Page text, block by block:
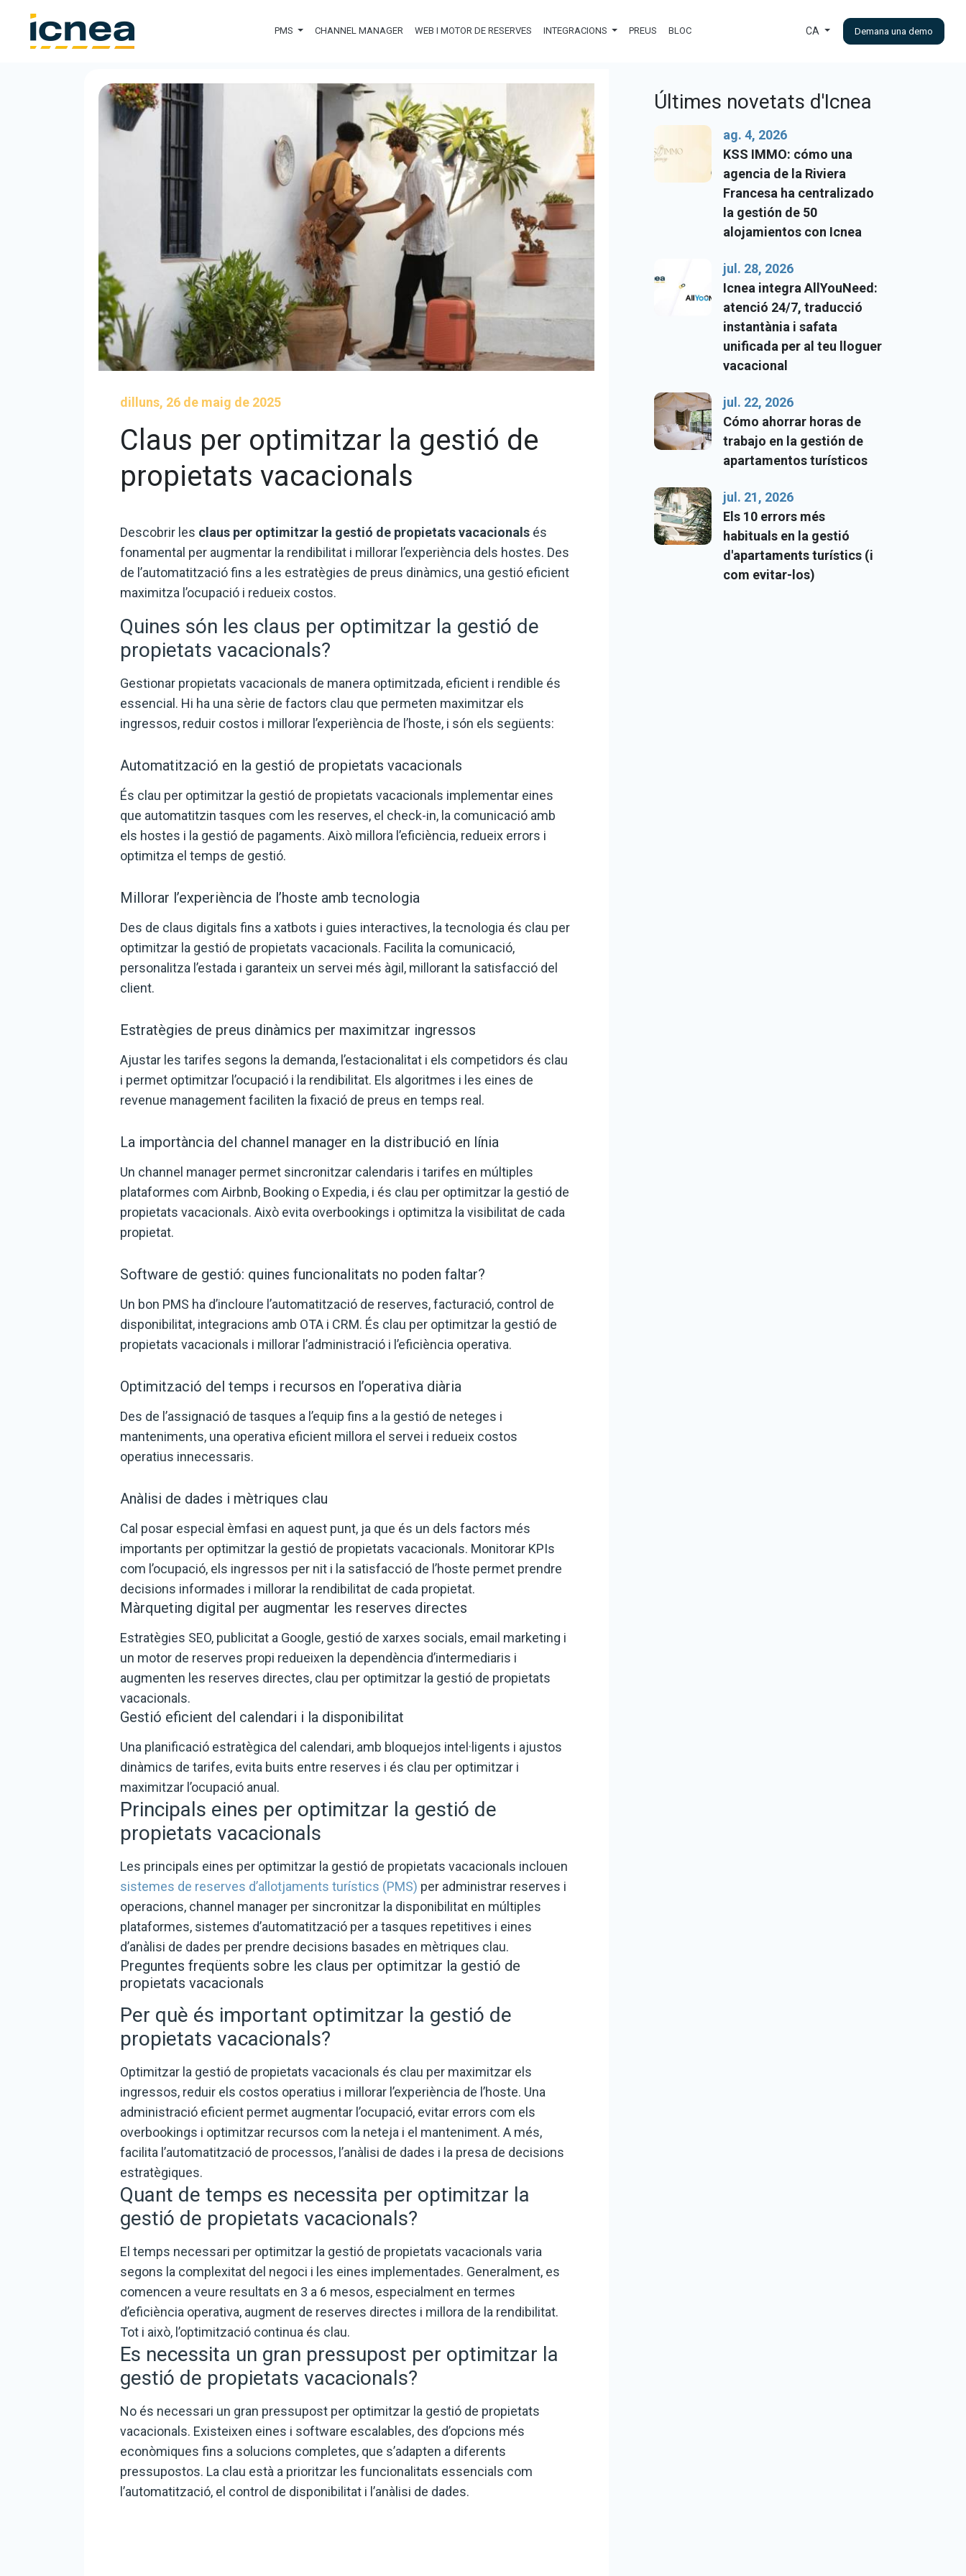
PMS CHANNEL MANAGER WEB I MOTOR DE RESERVES INTEGRACIONS PREUS BLOC CA Demana una demo
dilluns, 26 de maig de 2025
Claus per optimitzar la gestió de
propietats vacacionals
Descobrir les claus per optimitzar la gestió de propietats vacacionals és
fonamental per augmentar la rendibilitat i millorar l’experiència dels hostes. Des
de l’automatització fins a les estratègies de preus dinàmics, una gestió eficient
maximitza l’ocupació i redueix costos.
Quines són les claus per optimitzar la gestió de
propietats vacacionals?
Gestionar propietats vacacionals de manera optimitzada, eficient i rendible és
essencial. Hi ha una sèrie de factors clau que permeten maximitzar els
ingressos, reduir costos i millorar l’experiència de l’hoste, i són els següents:
Automatització en la gestió de propietats vacacionals
És clau per optimitzar la gestió de propietats vacacionals implementar eines
que automatitzin tasques com les reserves, el check-in, la comunicació amb
els hostes i la gestió de pagaments. Això millora l’eficiència, redueix errors i
optimitza el temps de gestió.
Millorar l’experiència de l’hoste amb tecnologia
Des de claus digitals fins a xatbots i guies interactives, la tecnologia és clau per
optimitzar la gestió de propietats vacacionals. Facilita la comunicació,
personalitza l’estada i garanteix un servei més àgil, millorant la satisfacció del
client.
Estratègies de preus dinàmics per maximitzar ingressos
Ajustar les tarifes segons la demanda, l’estacionalitat i els competidors és clau
i permet optimitzar l’ocupació i la rendibilitat. Els algoritmes i les eines de
revenue management faciliten la fixació de preus en temps real.
La importància del channel manager en la distribució en línia
Un channel manager permet sincronitzar calendaris i tarifes en múltiples
plataformes com Airbnb, Booking o Expedia, i és clau per optimitzar la gestió de
propietats vacacionals. Això evita overbookings i optimitza la visibilitat de cada
propietat.
Software de gestió: quines funcionalitats no poden faltar?
Un bon PMS ha d’incloure l’automatització de reserves, facturació, control de
disponibilitat, integracions amb OTA i CRM. És clau per optimitzar la gestió de
propietats vacacionals i millorar l’administració i l’eficiència operativa.
Optimització del temps i recursos en l’operativa diària
Des de l’assignació de tasques a l’equip fins a la gestió de neteges i
manteniments, una operativa eficient millora el servei i redueix costos
operatius innecessaris.
Anàlisi de dades i mètriques clau
Cal posar especial èmfasi en aquest punt, ja que és un dels factors més
importants per optimitzar la gestió de propietats vacacionals. Monitorar KPIs
com l’ocupació, els ingressos per nit i la satisfacció de l’hoste permet prendre
decisions informades i millorar la rendibilitat de cada propietat.
Màrqueting digital per augmentar les reserves directes
Estratègies SEO, publicitat a Google, gestió de xarxes socials, email marketing i
un motor de reserves propi redueixen la dependència d’intermediaris i
augmenten les reserves directes, clau per optimitzar la gestió de propietats
vacacionals.
Gestió eficient del calendari i la disponibilitat
Una planificació estratègica del calendari, amb bloquejos intel·ligents i ajustos
dinàmics de tarifes, evita buits entre reserves i és clau per optimitzar i
maximitzar l’ocupació anual.
Principals eines per optimitzar la gestió de
propietats vacacionals
Les principals eines per optimitzar la gestió de propietats vacacionals inclouen
sistemes de reserves d’allotjaments turístics (PMS) per administrar reserves i
operacions, channel manager per sincronitzar la disponibilitat en múltiples
plataformes, sistemes d’automatització per a tasques repetitives i eines
d’anàlisi de dades per prendre decisions basades en mètriques clau.
Preguntes freqüents sobre les claus per optimitzar la gestió de
propietats vacacionals
Per què és important optimitzar la gestió de
propietats vacacionals?
Optimitzar la gestió de propietats vacacionals és clau per maximitzar els
ingressos, reduir els costos operatius i millorar l’experiència de l’hoste. Una
administració eficient permet augmentar l’ocupació, evitar errors com els
overbookings i optimitzar recursos com la neteja i el manteniment. A més,
facilita l’automatització de processos, l’anàlisi de dades i la presa de decisions
estratègiques.
Quant de temps es necessita per optimitzar la
gestió de propietats vacacionals?
El temps necessari per optimitzar la gestió de propietats vacacionals varia
segons la complexitat del negoci i les eines implementades. Generalment, es
comencen a veure resultats en 3 a 6 mesos, especialment en termes
d’eficiència operativa, augment de reserves directes i millora de la rendibilitat.
Tot i això, l’optimització continua és clau.
Es necessita un gran pressupost per optimitzar la
gestió de propietats vacacionals?
No és necessari un gran pressupost per optimitzar la gestió de propietats
vacacionals. Existeixen eines i software escalables, des d’opcions més
econòmiques fins a solucions completes, que s’adapten a diferents
pressupostos. La clau està a prioritzar les funcionalitats essencials com
l’automatització, el control de disponibilitat i l’anàlisi de dades.
Últimes novetats d'Icnea
ag. 4, 2026
KSS IMMO: cómo una
agencia de la Riviera
Francesa ha centralizado
la gestión de 50
alojamientos con Icnea
jul. 28, 2026
Icnea integra AllYouNeed:
atenció 24/7, traducció
instantània i safata
unificada per al teu lloguer
vacacional
jul. 22, 2026
Cómo ahorrar horas de
trabajo en la gestión de
apartamentos turísticos
jul. 21, 2026
Els 10 errors més
habituals en la gestió
d'apartaments turístics (i
com evitar-los)